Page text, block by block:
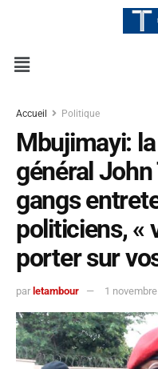
Accueil Politique
Mbujimayi:
général
gangs
politiciens, «
porter sur
par letambour 1